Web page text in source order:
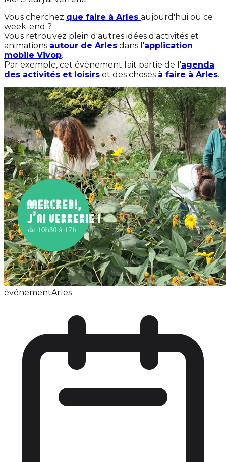
Vous cherchez que faire à Arles aujourd'hui ou ce
week-end ?
Vous retrouvez plein d'autres idées d'activités et
animations autour de Arles dans l'application
mobile Vivop.
Par exemple, cet événement fait partie de l'agenda
des activités et loisirs et des choses à faire à Arles.
événementArles